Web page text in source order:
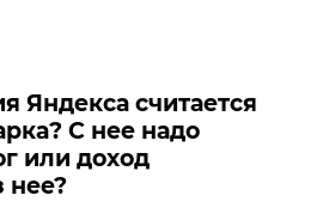
Яндекса считается
С нее надо
или доход
нее?